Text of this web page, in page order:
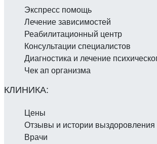
Экспресс помощь
Лечение зависимостей
Реабилитаци­онный центр
Консультации специалистов
Диагностика и лечение
Чек ап организма
Цены
Отзывы и истории выздоровления
Врачи